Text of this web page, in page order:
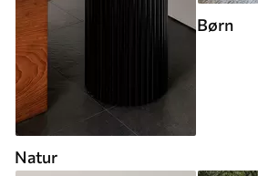
Natur
Børn